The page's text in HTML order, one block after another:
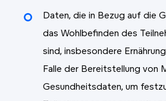
Daten, die in Bezug auf die
das Wohlbefinden des
sind, insbesondere
Falle der Bereitstellung von
Gesundheitsdaten, um